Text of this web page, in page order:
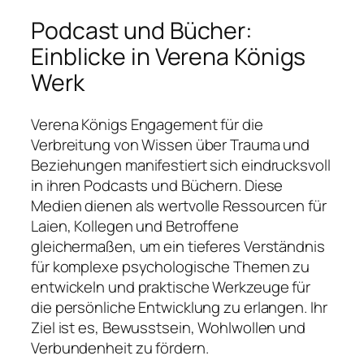
Podcast und Bücher:
Einblicke in Verena Königs
Werk
Verena Königs Engagement für die
Verbreitung von Wissen über Trauma und
Beziehungen manifestiert sich eindrucksvoll
in ihren Podcasts und Büchern. Diese
Medien dienen als wertvolle Ressourcen für
Laien, Kollegen und Betroffene
gleichermaßen, um ein tieferes Verständnis
für komplexe psychologische Themen zu
entwickeln und praktische Werkzeuge für
die persönliche Entwicklung zu erlangen. Ihr
Ziel ist es, Bewusstsein, Wohlwollen und
Verbundenheit zu fördern.